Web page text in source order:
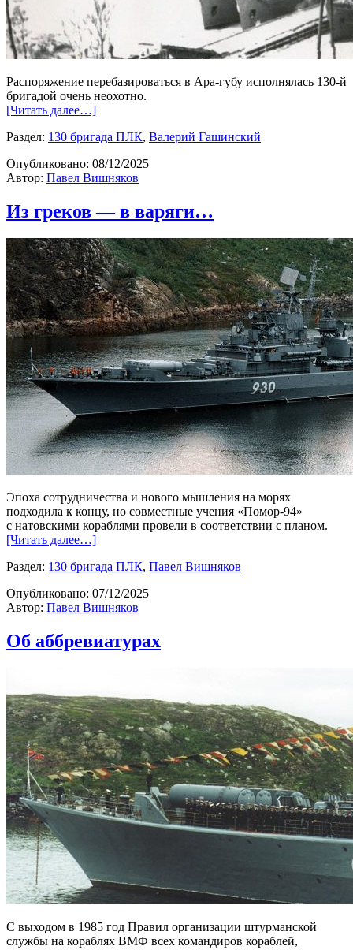
Распоряжение перебазироваться в Ара-губу исполнялась 130-й
бригадой очень неохотно.
[Читать далее…]
Раздел: 130 бригада ПЛК, Валерий Гашинский
Опубликовано: 08/12/2025
Автор: Павел Вишняков
Из греков — в варяги…
Эпоха сотрудничества и нового мышления на морях
подходила к концу, но совместные учения «Помор-94»
с натовскими кораблями провели в соответствии с планом.
[Читать далее…]
Раздел: 130 бригада ПЛК, Павел Вишняков
Опубликовано: 07/12/2025
Автор: Павел Вишняков
Об аббревиатурах
С выходом в 1985 год Правил организации штурманской
службы на кораблях ВМФ всех командиров кораблей,